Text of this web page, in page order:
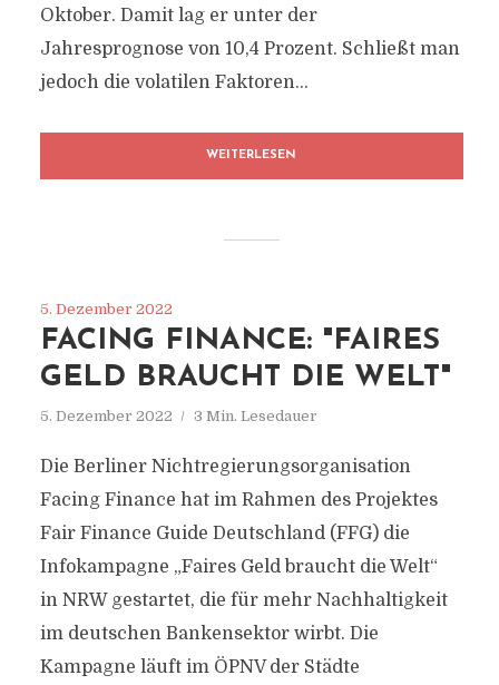
Oktober. Damit lag er unter der
Jahresprognose von 10,4 Prozent. Schließt man
jedoch die volatilen Faktoren...
WEITERLESEN
5. Dezember 2022
FACING FINANCE: "FAIRES
GELD BRAUCHT DIE WELT"
5. Dezember 2022 3 Min. Lesedauer
Die Berliner Nichtregierungsorganisation
Facing Finance hat im Rahmen des Projektes
Fair Finance Guide Deutschland (FFG) die
Infokampagne „Faires Geld braucht die Welt“
in NRW gestartet, die für mehr Nachhaltigkeit
im deutschen Bankensektor wirbt. Die
Kampagne läuft im ÖPNV der Städte